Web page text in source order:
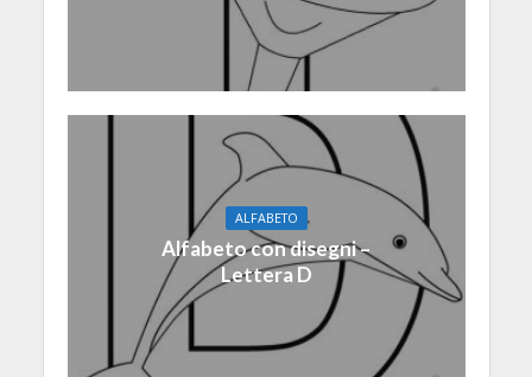
ALFABETO
Alfabeto con disegni –
Lettera D